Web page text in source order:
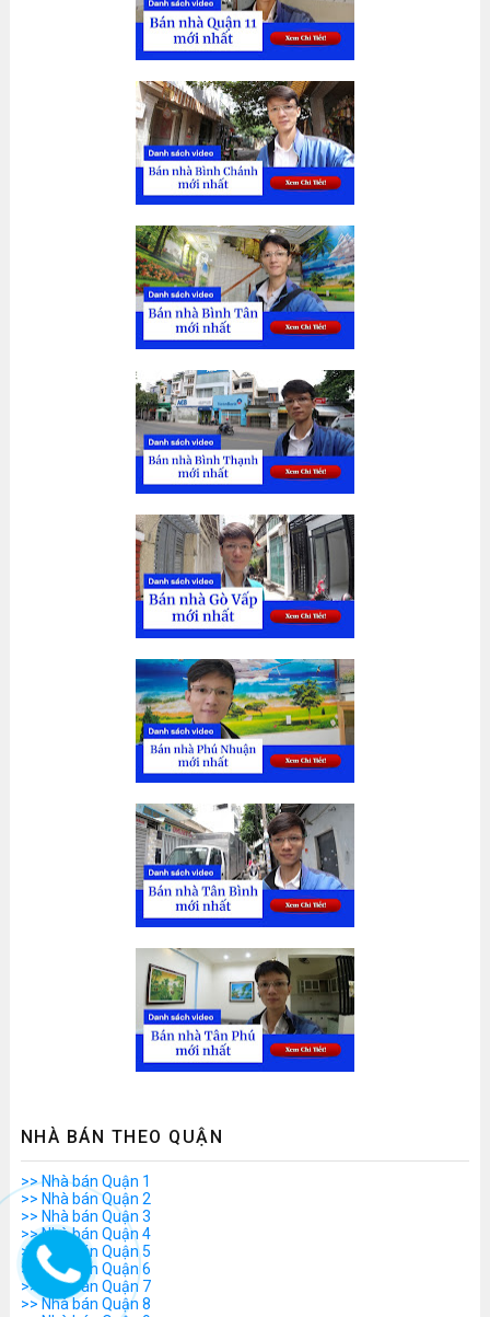
NHÀ BÁN THEO QUẬN
>> Nhà bán Quận 1
>> Nhà bán Quận 2
>> Nhà bán Quận 3
>> Nhà bán Quận 4
>> Nhà bán Quận 5
>> Nhà bán Quận 6
>> Nhà bán Quận 7
>> Nhà bán Quận 8